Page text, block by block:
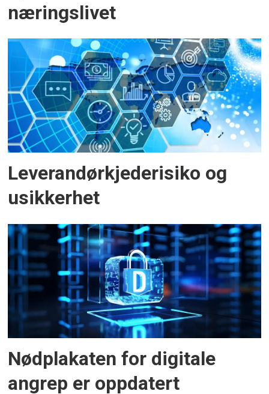
næringslivet
Leverandørkjederisiko og
usikkerhet
Nødplakaten for digitale
angrep er oppdatert